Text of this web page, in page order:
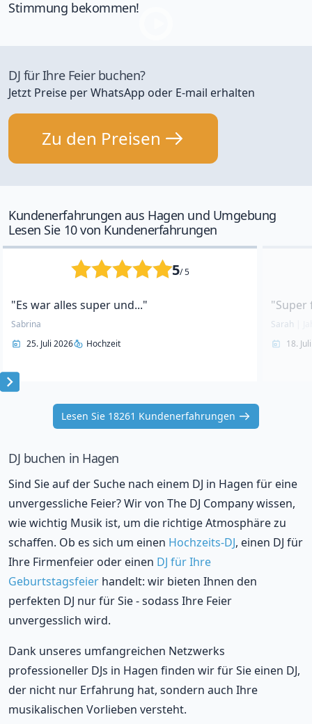
Stimmung bekommen!
DJ für Ihre Feier buchen?
Jetzt Preise per WhatsApp oder E-mail erhalten
Zu den Preisen
Kundenerfahrungen aus Hagen und Umgebung
Lesen Sie 10 von Kundenerfahrungen
5/ 5
"Es war alles super und..."
Sabrina
25. Juli 2026
Hochzeit
"Super
Sarah
18.
Item
Lesen Sie 18261 Kundenerfahrungen
DJ buchen in Hagen
Sind Sie auf der Suche nach einem DJ in Hagen für eine
unvergessliche Feier? Wir von The DJ Company wissen,
wie wichtig Musik ist, um die richtige Atmosphäre zu
schaffen. Ob es sich um einen Hochzeits-DJ, einen DJ für
Ihre Firmenfeier oder einen DJ für Ihre
Geburtstagsfeier handelt: wir bieten Ihnen den
perfekten DJ nur für Sie - sodass Ihre Feier
unvergesslich wird.
Dank unseres umfangreichen Netzwerks
professioneller DJs in Hagen finden wir für Sie einen DJ,
der nicht nur Erfahrung hat, sondern auch Ihre
musikalischen Vorlieben versteht.